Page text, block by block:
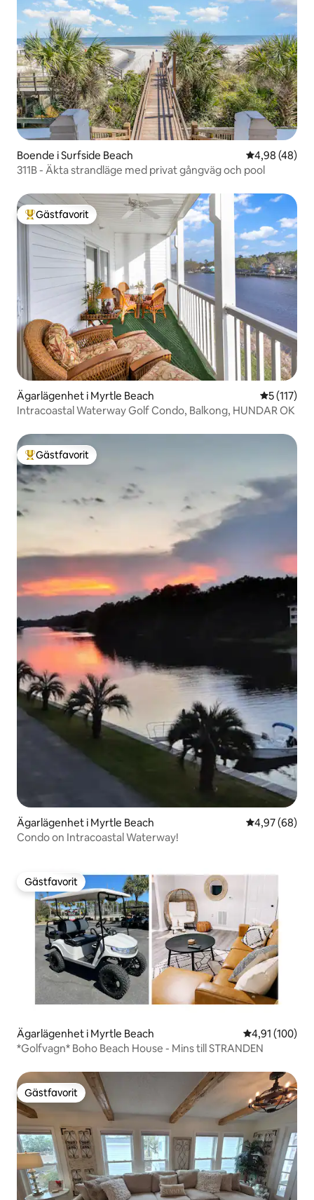
Boende i Surfside Beach 4,98 av 5 i
4,98 (48)
311B - Äkta strandläge med privat gångväg och pool
Populär gästfavorit
Gästfavorit
Ägarlägenhet i Myrtle Beach 5 av 5 i
5 (117)
Intracoastal Waterway Golf Condo, Balkong, HUNDAR OK
Populär gästfavorit
Gästfavorit
Ägarlägenhet i Myrtle Beach 4,97 av 5 i
4,97 (68)
Condo on Intracoastal Waterway!
Gästfavorit
Gästfavorit
Ägarlägenhet i Myrtle Beach 4,91 av 5 i
4,91 (100)
*Golfvagn* Boho Beach House - Mins till STRANDEN
Gästfavorit
Gästfavorit